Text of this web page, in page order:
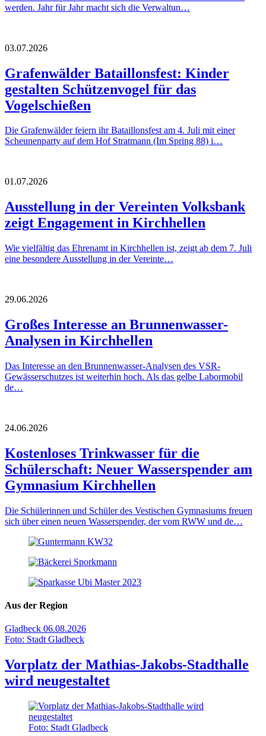
werden. Jahr für Jahr macht sich die Verwaltun…
03.07.2026
Grafenwälder Bataillonsfest: Kinder
gestalten Schützenvogel für das
Vogelschießen
Die Grafenwälder feiern ihr Bataillonsfest am 4. Juli mit einer
Scheunenparty auf dem Hof Stratmann (Im Spring 88) i…
01.07.2026
Ausstellung in der Vereinten Volksbank
zeigt Engagement in Kirchhellen
Wie vielfältig das Ehrenamt in Kirchhellen ist, zeigt ab dem 7. Juli
eine besondere Ausstellung in der Vereinte…
29.06.2026
Großes Interesse an Brunnenwasser-
Analysen in Kirchhellen
Das Interesse an den Brunnenwasser-Analysen des VSR-
Gewässerschutzes ist weiterhin hoch. Als das gelbe Labormobil
de…
24.06.2026
Kostenloses Trinkwasser für die
Schülerschaft: Neuer Wasserspender am
Gymnasium Kirchhellen
Die Schülerinnen und Schüler des Vestischen Gymnasiums freuen
sich über einen neuen Wasserspender, der vom RWW und de…
Aus der Region
Gladbeck 06.08.2026
Foto: Stadt Gladbeck
Vorplatz der Mathias-Jakobs-Stadthalle
wird neugestaltet
Foto: Stadt Gladbeck